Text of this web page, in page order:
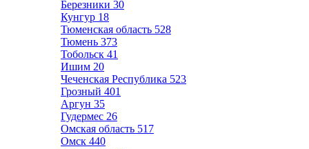
Березники 30
Кунгур 18
Тюменская область 528
Тюмень 373
Тобольск 41
Ишим 20
Чеченская Республика 523
Грозный 401
Аргун 35
Гудермес 26
Омская область 517
Омск 440